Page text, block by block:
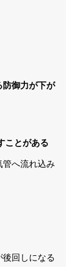
防御力が下が
ことがある
へ流れ込み
後回しになる